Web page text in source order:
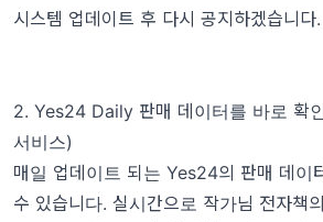
시스템 업데이트 후 다시 공지하겠습니다.
2. Yes24 Daily 판매 데이터를 바로 확
서비스)
매일 업데이트 되는 Yes24의 판매 데이
수 있습니다. 실시간으로 작가님 전자책